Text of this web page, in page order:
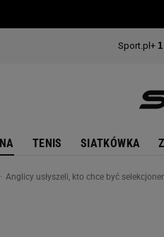
TENIS SIATKÓWKA
Anglicy usłyszeli, kto chce być